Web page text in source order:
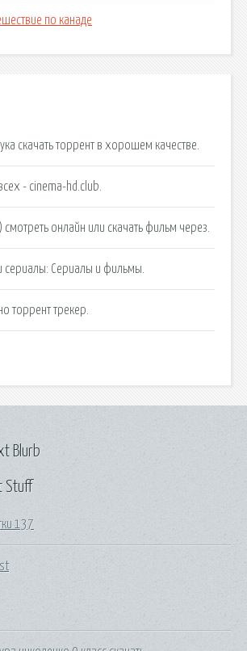
по канаде
скачать торрент в хорошем качестве.
- cinema-hd.club.
онлайн или скачать фильм через.
Сериалы и фильмы.
торрент трекер.
Stuff
137
Blurb